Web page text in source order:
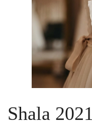
Shala 2021